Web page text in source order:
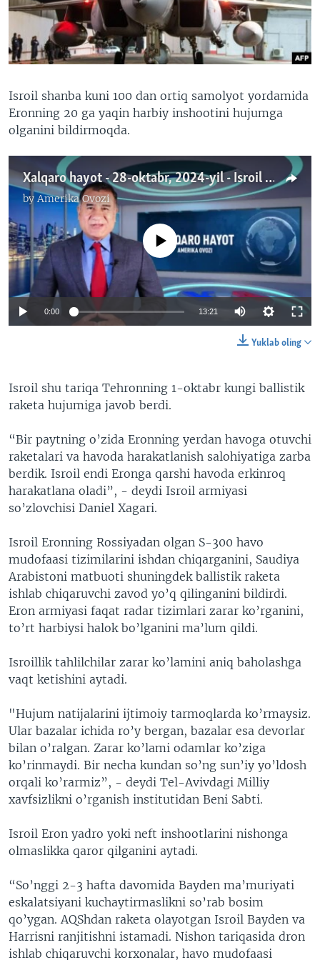
VIDEO
XABARLAR SURATLARDA
ODNOKLASSNIKI
TELEGRAM
TWITTER
SOUNDCLOUD
VOA
Isroil shanba kuni 100 dan ortiq samolyot yordamida
Eronning 20 ga yaqin harbiy inshootini hujumga
olganini bildirmoqda.
Xalqaro hayot - 28-oktabr, 2024-yil - Isroil Eronning javob hujumiga hozirlanmoqda
by Amerika Ovozi
No media source currently available
0:00 13:21
Yuklab oling
Isroil shu tariqa Tehronning 1-oktabr kungi ballistik
raketa hujumiga javob berdi.
“Bir paytning o’zida Eronning yerdan havoga otuvchi
raketalari va havoda harakatlanish salohiyatiga zarba
berdik. Isroil endi Eronga qarshi havoda erkinroq
harakatlana oladi”, - deydi Isroil armiyasi
so’zlovchisi Daniel Xagari.
Isroil Eronning Rossiyadan olgan S-300 havo
mudofaasi tizimilarini ishdan chiqarganini, Saudiya
Arabistoni matbuoti shuningdek ballistik raketa
ishlab chiqaruvchi zavod yo’q qilinganini bildirdi.
Eron armiyasi faqat radar tizimlari zarar ko’rganini,
to’rt harbiysi halok bo’lganini ma’lum qildi.
Isroillik tahlilchilar zarar ko’lamini aniq baholashga
vaqt ketishini aytadi.
"Hujum natijalarini ijtimoiy tarmoqlarda ko’rmaysiz.
Ular bazalar ichida ro’y bergan, bazalar esa devorlar
bilan o’ralgan. Zarar ko’lami odamlar ko’ziga
ko’rinmaydi. Bir necha kundan so’ng sun’iy yo’ldosh
orqali ko’rarmiz”, - deydi Tel-Avivdagi Milliy
xavfsizlikni o’rganish institutidan Beni Sabti.
Isroil Eron yadro yoki neft inshootlarini nishonga
olmaslikka qaror qilganini aytadi.
“So’nggi 2-3 hafta davomida Bayden ma’muriyati
eskalatsiyani kuchaytirmaslikni so’rab bosim
qo’ygan. AQShdan raketa olayotgan Isroil Bayden va
Harrisni ranjitishni istamadi. Nishon tariqasida dron
ishlab chiqaruvchi korxonalar, havo mudofaasi